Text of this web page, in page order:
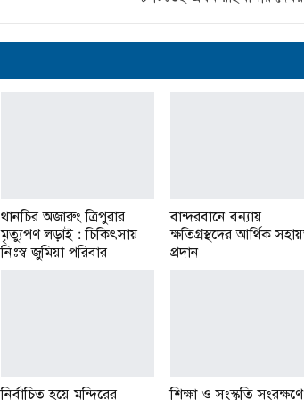
থানচির অজারুং ত্রিপুরার
মৃত্যুপণ লড়াই : চিকিৎসায়
নিঃস্ব জুমিয়া পরিবার
বান্দরবানে বন্যায়
ক্ষতিগ্রস্থদের আর্থিক
প্রদান
নির্বাচিত হয়ে মন্দিরের শিক্ষা ও সংস্কৃতি সংরক্ষণে